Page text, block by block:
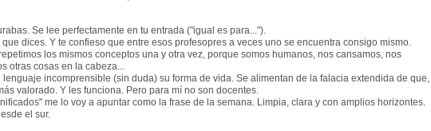
Se lee perfectamente en tu entrada ("igual es para...").
dices. Y te confieso que entre esos profesopres a veces uno se encuentra consigo mismo.
los mismos conceptos una y otra vez, porque somos humanos, nos cansamos, nos
otras cosas en la cabeza...
lenguaje incomprensible (sin duda) su forma de vida. Se alimentan de la falacia extendida de que,
valorado. Y les funciona. Pero para mí no son docentes.
me lo voy a apuntar como la frase de la semana. Limpia, clara y con amplios horizontes.
el sur.